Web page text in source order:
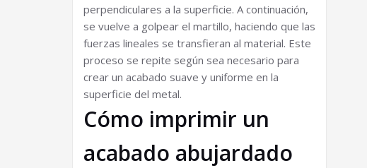
perpendiculares a la superficie. A continuación,
se vuelve a golpear el martillo, haciendo que las
fuerzas lineales se transfieran al material. Este
proceso se repite según sea necesario para
crear un acabado suave y uniforme en la
superficie del metal.
Cómo imprimir un
acabado abujardado